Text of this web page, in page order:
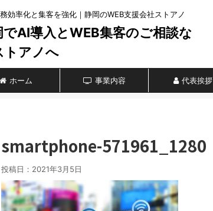
効率化と集客を強化｜静岡のWEB支援会社ストアノ
でAI導入とWEB集客のご相談な
トアノへ
ホーム 事業内容 代表挨拶
smartphone-571961_1280
投稿日： 2021年3月5日